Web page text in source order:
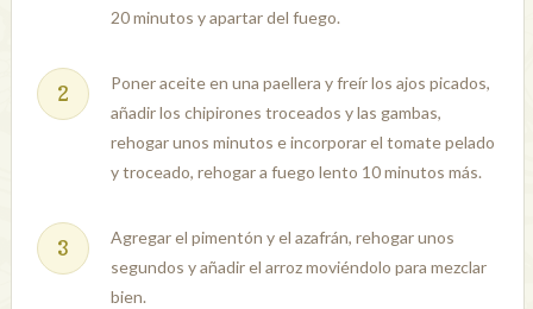
20 minutos y apartar del fuego.
Poner aceite en una paellera y freír los ajos picados,
añadir los chipirones troceados y las gambas,
rehogar unos minutos e incorporar el tomate pelado
y troceado, rehogar a fuego lento 10 minutos más.
Agregar el pimentón y el azafrán, rehogar unos
segundos y añadir el arroz moviéndolo para mezclar
bien.